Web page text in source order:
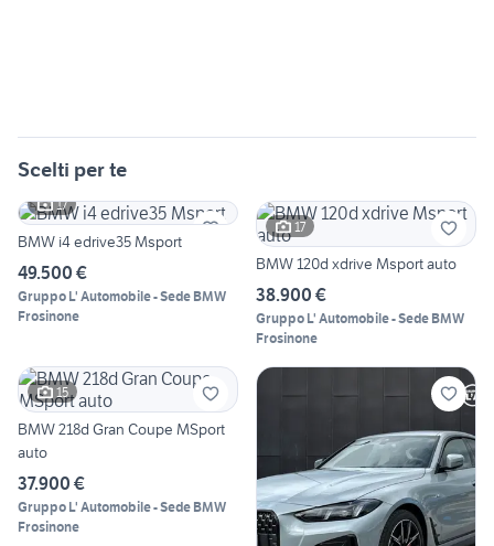
Scelti per te
17
BMW i4 edrive35 Msport
49.500 €
Gruppo L' Automobile - Sede BMW
Frosinone
17
BMW 120d xdrive Msport auto
38.900 €
Gruppo L' Automobile - Sede BMW
Frosinone
15
BMW 218d Gran Coupe MSport
auto
37.900 €
Gruppo L' Automobile - Sede BMW
Frosinone